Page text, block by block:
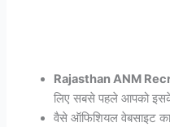
Rajasthan ANM
लिए सबसे पहले आपको इसके
वैसे ऑफिशियल वेबसाइट का